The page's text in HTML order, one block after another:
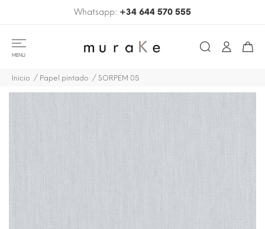
Whatsapp: +34 644 570 555
MENU
Inicio Papel pintado SORPEM 05